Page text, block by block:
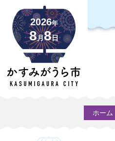
2026年
8月8日
ホーム